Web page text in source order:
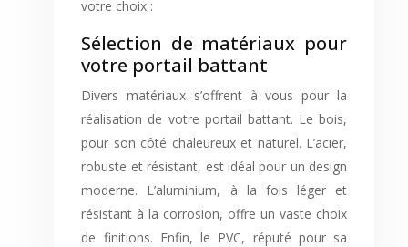
votre choix :
Sélection de matériaux pour
votre portail battant
Divers matériaux s’offrent à vous pour la
réalisation de votre portail battant. Le bois,
pour son côté chaleureux et naturel. L’acier,
robuste et résistant, est idéal pour un design
moderne. L’aluminium, à la fois léger et
résistant à la corrosion, offre un vaste choix
de finitions. Enfin, le PVC, réputé pour sa